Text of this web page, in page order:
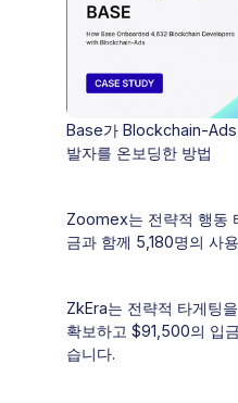
Base가 Blockchain-
발자를 온보딩한 방법
Zoomex는 전략적 행동
금과 함께 5,180명의 사
ZkEra는 전략적 타게팅
확보하고 $91,500의 입
습니다.